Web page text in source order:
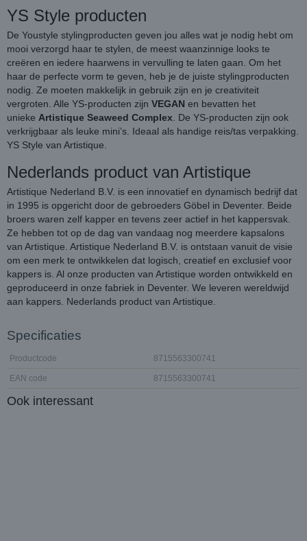
YS Style producten
De Youstyle stylingproducten geven jou alles wat je nodig hebt om
mooi verzorgd haar te stylen, de meest waanzinnige looks te
creëren en iedere haarwens in vervulling te laten gaan. Om het
haar de perfecte vorm te geven, heb je de juiste stylingproducten
nodig. Ze moeten makkelijk in gebruik zijn en je creativiteit
vergroten. Alle YS-producten zijn VEGAN en bevatten het
unieke Artistique Seaweed Complex. De YS-producten zijn ook
verkrijgbaar als leuke mini’s. Ideaal als handige reis/tas verpakking.
YS Style van Artistique.
Nederlands product van Artistique
Artistique Nederland B.V. is een innovatief en dynamisch bedrijf dat
in 1995 is opgericht door de gebroeders Göbel in Deventer. Beide
broers waren zelf kapper en tevens zeer actief in het kappersvak.
Ze hebben tot op de dag van vandaag nog meerdere kapsalons
van Artistique. Artistique Nederland B.V. is ontstaan vanuit de visie
om een merk te ontwikkelen dat logisch, creatief en exclusief voor
kappers is. Al onze producten van Artistique worden ontwikkeld en
geproduceerd in onze fabriek in Deventer. We leveren wereldwijd
aan kappers. Nederlands product van Artistique.
Specificaties
Productcode 8715563300741
EAN code 8715563300741
Ook interessant